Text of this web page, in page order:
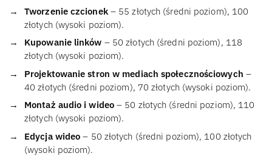
Tworzenie czcionek– 55 złotych (średni poziom), 100
złotych (wysoki poziom).
Kupowanie linków – 50 złotych (średni poziom), 118
złotych (wysoki poziom).
Projektowanie stron w mediach społecznościowych –
40 złotych (średni poziom), 70 złotych (wysoki poziom).
Montaż audio i wideo – 50 złotych (średni poziom), 110
złotych (wysoki poziom).
Edycja wideo – 50 złotych (średni poziom), 100 złotych
(wysoki poziom).